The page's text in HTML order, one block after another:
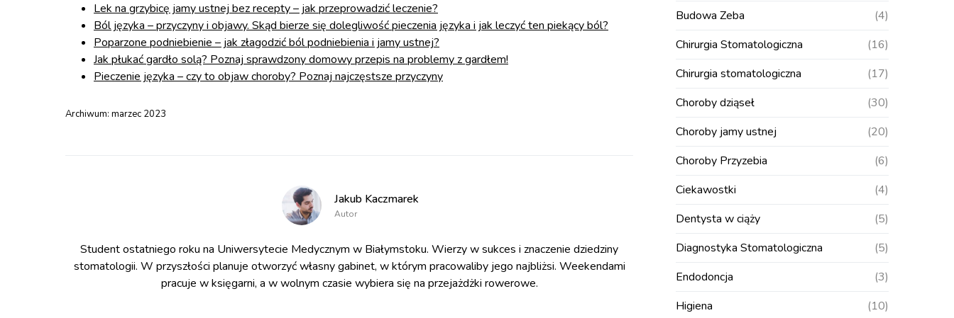
Lek na grzybicę jamy ustnej bez recepty – jak przeprowadzić leczenie?
Ból języka – przyczyny i objawy. Skąd bierze się dolegliwość pieczenia języka i jak leczyć ten piekący ból?
Poparzone podniebienie – jak złagodzić ból podniebienia i jamy ustnej?
Jak płukać gardło solą? Poznaj sprawdzony domowy przepis na problemy z gardłem!
Pieczenie języka – czy to objaw choroby? Poznaj najczęstsze przyczyny
Archiwum: marzec 2023
Jakub Kaczmarek
Autor
Student ostatniego roku na Uniwersytecie Medycznym w Białymstoku. Wierzy w sukces i znaczenie dziedziny
stomatologii. W przyszłości planuje otworzyć własny gabinet, w którym pracowaliby jego najbliżsi. Weekendami
pracuje w księgarni, a w wolnym czasie wybiera się na przejażdżki rowerowe.
Budowa Zeba
(4)
Chirurgia Stomatologiczna
(16)
Chirurgia stomatologiczna
(17)
Choroby dziąseł
(30)
Choroby jamy ustnej
(20)
Choroby Przyzebia
(6)
Ciekawostki
(4)
Dentysta w ciąży
(5)
Diagnostyka Stomatologiczna
(5)
Endodoncja
(3)
Higiena
(10)